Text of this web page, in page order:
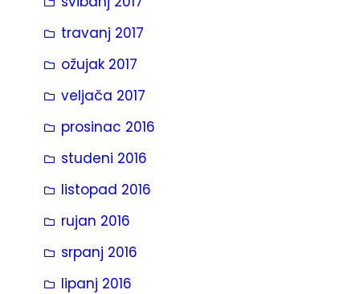
travanj 2017
ožujak 2017
veljača 2017
prosinac 2016
studeni 2016
listopad 2016
rujan 2016
srpanj 2016
lipanj 2016